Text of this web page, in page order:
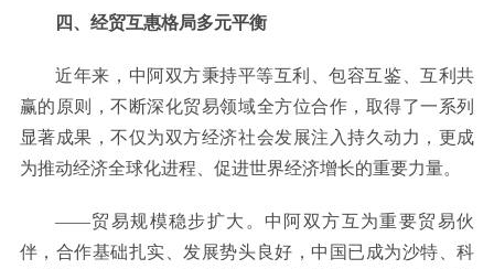
四、经贸互惠格局多元平衡
近年来，中阿双方秉持平等互利、包容互鉴、互利共
赢的原则，不断深化贸易领域全方位合作，取得了一系列
显著成果，不仅为双方经济社会发展注入持久动力，更成
为推动经济全球化进程、促进世界经济增长的重要力量。
——贸易规模稳步扩大。中阿双方互为重要贸易伙
伴，合作基础扎实、发展势头良好，中国已成为沙特、科